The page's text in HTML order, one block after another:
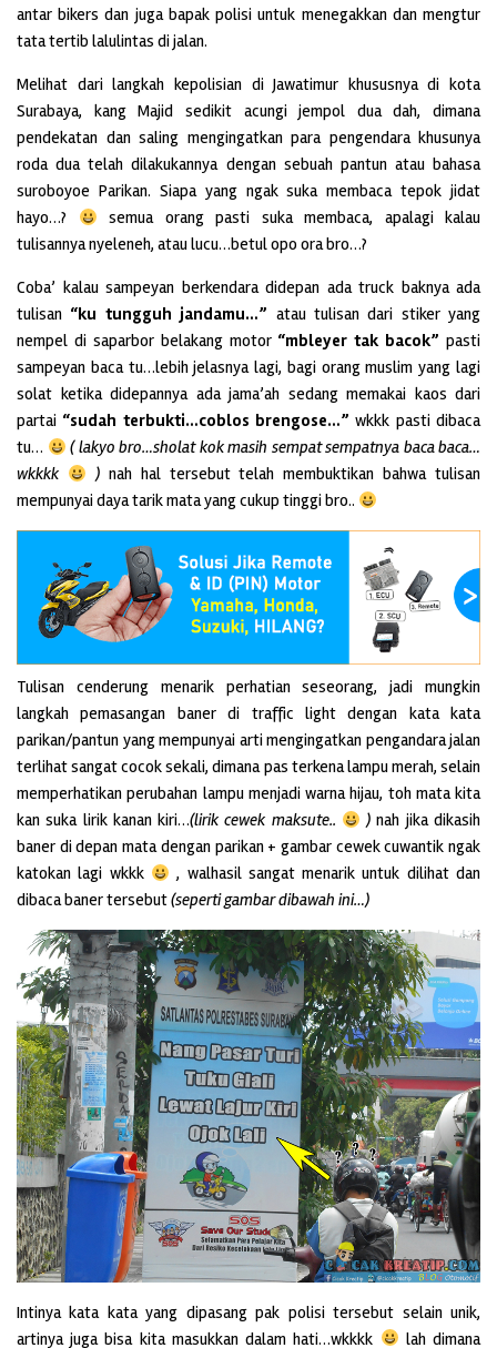
antar bikers dan juga bapak polisi untuk menegakkan dan mengtur
tata tertib lalulintas di jalan.
Melihat dari langkah kepolisian di Jawatimur khususnya di kota
Surabaya, kang Majid sedikit acungi jempol dua dah, dimana
pendekatan dan saling mengingatkan para pengendara khusunya
roda dua telah dilakukannya dengan sebuah pantun atau bahasa
suroboyoe Parikan. Siapa yang ngak suka membaca tepok jidat
hayo…?
semua orang pasti suka membaca, apalagi kalau
tulisannya nyeleneh, atau lucu…betul opo ora bro…?
Coba’ kalau sampeyan berkendara didepan ada truck baknya ada
tulisan “ku tungguh jandamu…” atau tulisan dari stiker yang
nempel di saparbor belakang motor “mbleyer tak bacok” pasti
sampeyan baca tu…lebih jelasnya lagi, bagi orang muslim yang lagi
solat ketika didepannya ada jama’ah sedang memakai kaos dari
partai “sudah terbukti…coblos brengose…” wkkk pasti dibaca
tu…
( lakyo bro…sholat kok masih sempat sempatnya baca baca…
wkkkk
)nah hal tersebut telah membuktikan bahwa tulisan
mempunyai daya tarik mata yang cukup tinggi bro..
Tulisan cenderung menarik perhatian seseorang, jadi mungkin
langkah pemasangan baner di traffic light dengan kata kata
parikan/pantun yang mempunyai arti mengingatkan pengandara jalan
terlihat sangat cocok sekali, dimana pas terkena lampu merah, selain
memperhatikan perubahan lampu menjadi warna hijau, toh mata kita
kan suka lirik kanan kiri…(lirik cewek maksute.. ) nah jika dikasih
baner di depan mata dengan parikan + gambar cewek cuwantik ngak
katokan lagi wkkk
, walhasil sangat menarik untuk dilihat dan
dibaca baner tersebut(seperti gambar dibawah ini…)
Intinya kata kata yang dipasang pak polisi tersebut selain unik,
artinya juga bisa kita masukkan dalam hati…wkkkk
lah dimana